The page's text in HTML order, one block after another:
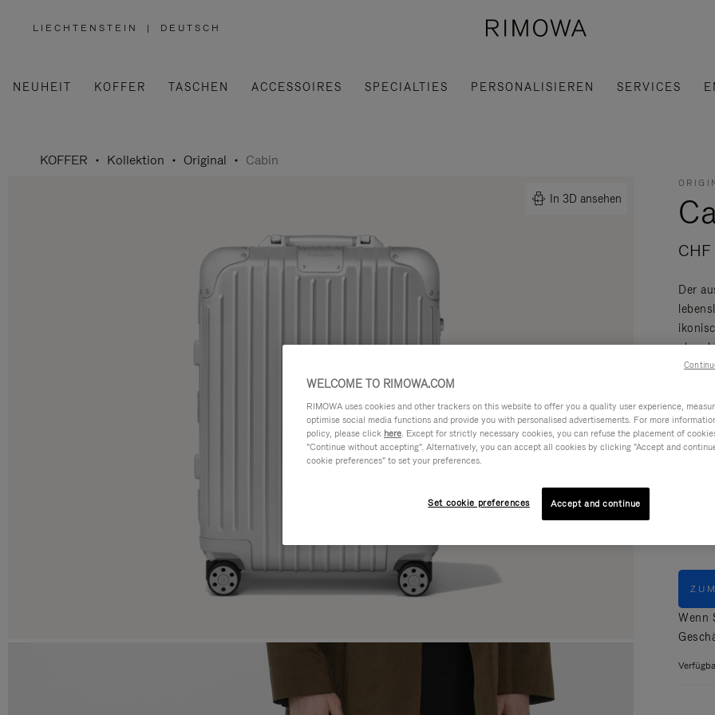
LIECHTENSTEIN
,
AUS
| DEUTSCH
NEUHEIT KOFFER TASCHEN ACCESSOIRES SPECIALTIES PERSONALISIEREN SERVICES
KOFFER Kollektion Original Cabin
In 3D ansehen
Der
Lesen
Wenn
WELCOME TO RIMOWA.COM
RIMOWA uses cookies and other trackers on this website to offer you a quality user experience,
optimise social media functions and provide you with personalised advertisements. For more
policy, please click here. Except for strictly necessary cookies, you can refuse the placement of
"Continue without accepting". Alternatively, you can accept all cookies by clicking "Accept and
cookie preferences" to set your preferences.
Set cookie preferences Accept and continue